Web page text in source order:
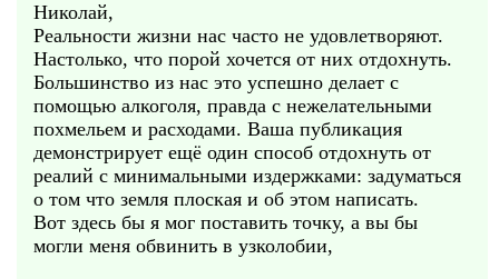
Николай,
Реальности жизни нас часто не удовлетворяют.
Настолько, что порой хочется от них отдохнуть.
Большинство из нас это успешно делает с
помощью алкоголя, правда с нежелательными
похмельем и расходами. Ваша публикация
демонстрирует ещё один способ отдохнуть от
реалий с минимальными издержками: задуматься
о том что земля плоская и об этом написать.
Вот здесь бы я мог поставить точку, а вы бы
могли меня обвинить в узколобии,